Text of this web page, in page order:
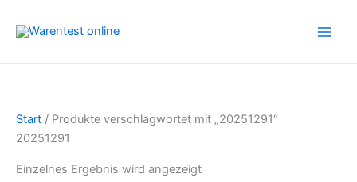
Inhalt
Start / Produkte verschlagwortet mit „20251291“
20251291
Einzelnes Ergebnis wird angezeigt